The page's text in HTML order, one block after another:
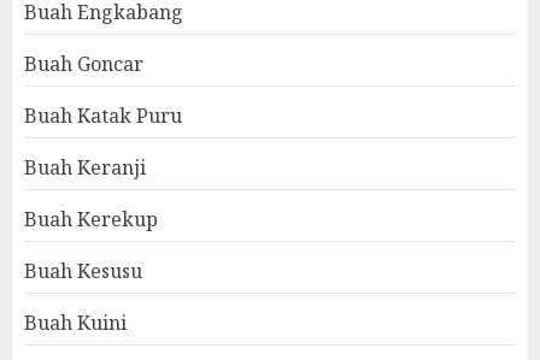
Buah Engkabang
Buah Goncar
Buah Katak Puru
Buah Keranji
Buah Kerekup
Buah Kesusu
Buah Kuini